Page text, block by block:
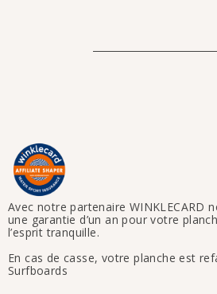
Avec notre partenaire WINKLECARD
une garantie d’un an pour votre
l’esprit tranquille.
En cas de casse, votre planche est
Surfboards